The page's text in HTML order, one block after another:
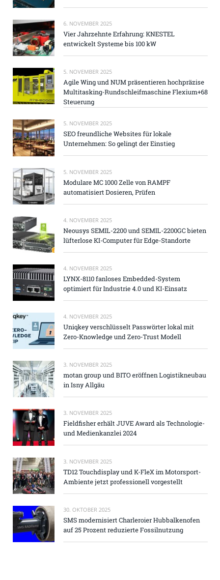
6. NOVEMBER 2025
Vier Jahrzehnte Erfahrung: KNESTEL
entwickelt Systeme bis 100 kW
5. NOVEMBER 2025
Agile Wing und NUM präsentieren hochpräzise
Multitasking-Rundschleifmaschine Flexium+68
Steuerung
5. NOVEMBER 2025
SEO freundliche Websites für lokale
Unternehmen: So gelingt der Einstieg
5. NOVEMBER 2025
Modulare MC 1000 Zelle von RAMPF
automatisiert Dosieren, Prüfen
4. NOVEMBER 2025
Neousys SEMIL-2200 und SEMIL-2200GC bieten
lüfterlose KI-Computer für Edge-Standorte
4. NOVEMBER 2025
LYNX-8110 fanloses Embedded-System
optimiert für Industrie 4.0 und KI-Einsatz
4. NOVEMBER 2025
Uniqkey verschlüsselt Passwörter lokal mit
Zero-Knowledge und Zero-Trust Modell
3. NOVEMBER 2025
motan group und BITO eröffnen Logistikneubau
in Isny Allgäu
3. NOVEMBER 2025
Fieldfisher erhält JUVE Award als Technologie-
und Medienkanzlei 2024
3. NOVEMBER 2025
TD12 Touchdisplay und K-FleX im Motorsport-
Ambiente jetzt professionell vorgestellt
30. OKTOBER 2025
SMS modernisiert Charleroier Hubbalkenofen
auf 25 Prozent reduzierte Fossilnutzung